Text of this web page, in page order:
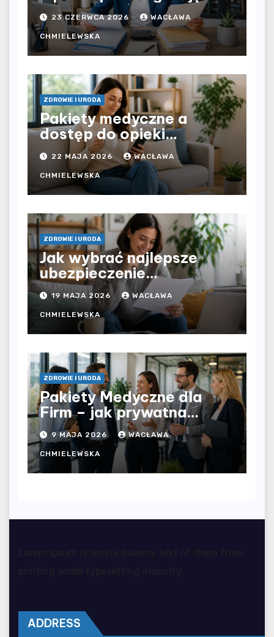
bezpośrednio u
pracodawcy – jak
rozliczyć oba źródła
dochodu?
23 CZERWCA 2026 WACŁAWA
CHMIELEWSKA
ZDROWIE I URODA
Pakiety medyczne a
dostęp do opieki
zdrowotnej bez
ograniczeń czasowych –
czy prywatna opieka daje
większą swobodę?
22 MAJA 2026 WACŁAWA
CHMIELEWSKA
ZDROWIE I URODA
Jak wybrać najlepsze
ubezpieczenie
komunikacyjne i uniknąć
kosztownych błędów?
19 MAJA 2026 WACŁAWA
CHMIELEWSKA
ZDROWIE I URODA
Pakiety Medyczne dla
Firm – jak prywatna
opieka zdrowotna
wpływa na jakość
współpracy w
organizacji?
9 MAJA 2026 WACŁAWA
CHMIELEWSKA
ADDRESS